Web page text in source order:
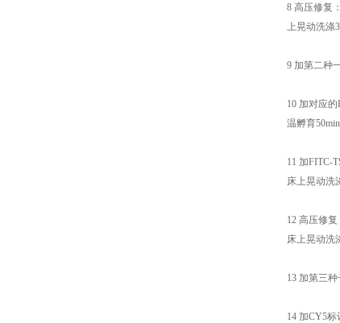
8 高压修复
上晃动洗涤
9 加第二种
10 加对应
温孵育50min
11 加FITC-
床上晃动洗
12 高压修
床上晃动洗
13 加第三
14 加CY5